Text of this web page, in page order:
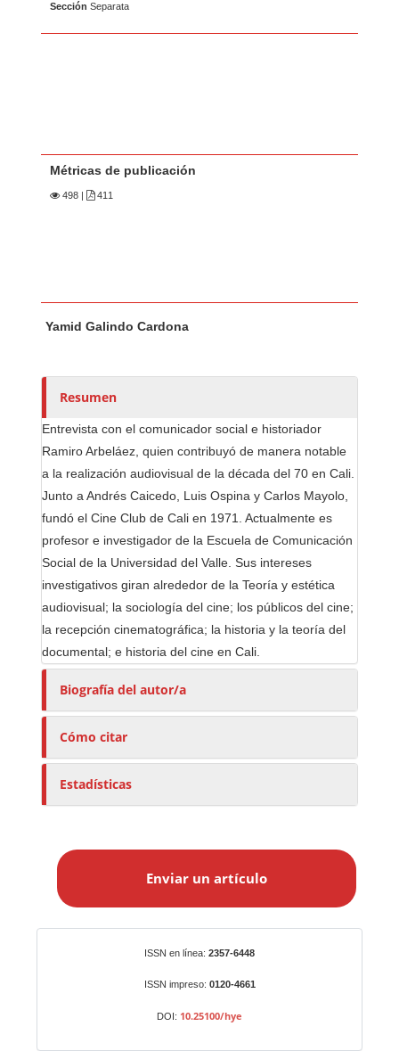
Sección Separata
Métricas de publicación
498 411
u
o
e
s
/
a
s
Yamid Galindo Cardona
Resumen
Entrevista con el comunicador social e historiador
Ramiro Arbeláez, quien contribuyó de manera notable
a la realización audiovisual de la década del 70 en Cali.
Junto a Andrés Caicedo, Luis Ospina y Carlos Mayolo,
fundó el Cine Club de Cali en 1971. Actualmente es
profesor e investigador de la Escuela de Comunicación
Social de la Universidad del Valle. Sus intereses
investigativos giran alrededor de la Teoría y estética
audiovisual; la sociología del cine; los públicos del cine;
la recepción cinematográfica; la historia y la teoría del
documental; e historia del cine en Cali.
Biografía del autor/a
Cómo citar
Estadísticas
a
Enviar un artículo
ISSN en línea: 2357-6448
ISSN impreso: 0120-4661
DOI: 10.25100/hye